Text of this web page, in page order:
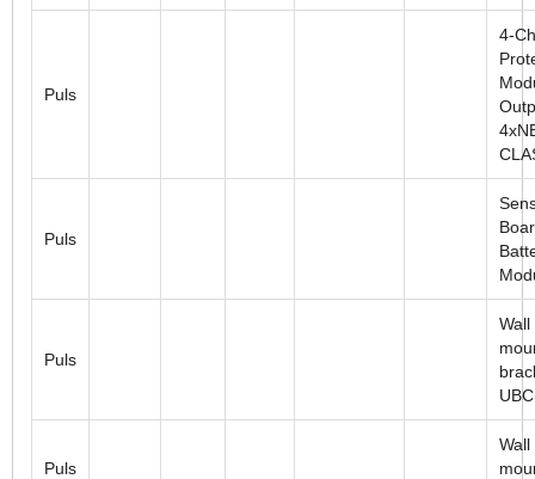
Puls
4-
Puls
Puls
Wall
Puls
Wall